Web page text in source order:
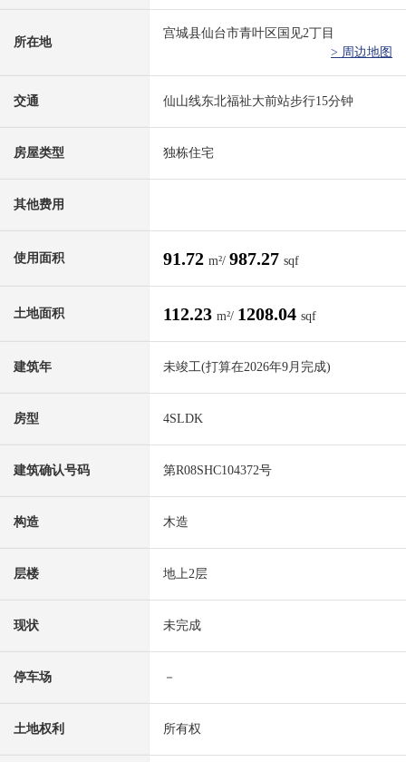
所在地
宫城县仙台市青叶区国见2丁目
> 周边地图
交通 仙山线东北福祉大前站步行15分钟
房屋类型 独栋住宅
其他费用
使用面积 91.72 m²/ 987.27 sqf
土地面积 112.23 m²/ 1208.04 sqf
建筑年 未竣工(打算在2026年9月完成)
房型 4SLDK
建筑确认号码 第R08SHC104372号
构造 木造
层楼 地上2层
现状 未完成
停车场 －
土地权利 所有权